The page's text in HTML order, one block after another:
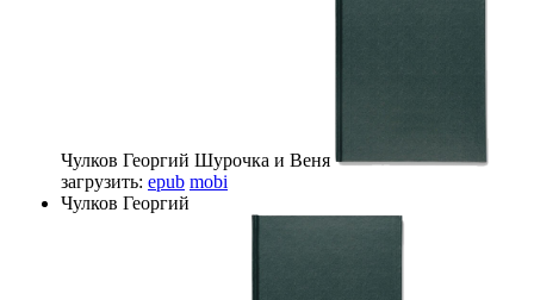
Чулков Георгий Шурочка и Веня
загрузить: epub mobi
Чулков Георгий